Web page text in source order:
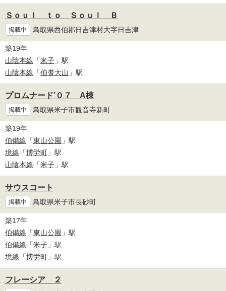
Ｓｏｕｌ ｔｏ Ｓｏｕｌ Ｂ
掲載中 鳥取県西伯郡日吉津村大字日吉津
築19年
山陰本線 「米子 」駅
山陰本線 「伯耆大山 」駅
プロムナード’０７ A棟
掲載中 鳥取県米子市観音寺新町
築19年
伯備線 「東山公園 」駅
境線 「博労町 」駅
山陰本線 「米子 」駅
サウスコート
掲載中 鳥取県米子市長砂町
築17年
伯備線 「東山公園 」駅
伯備線 「米子 」駅
境線 「博労町 」駅
フレーシア ２